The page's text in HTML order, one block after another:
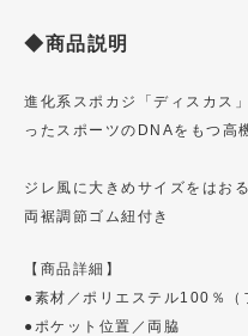
◆商品説明
進化系スポカジ「ディスカス
ったスポーツのDNAをもつ高
ジレ風に大きめサイズをはお
両裾調節ゴム紐付き
【商品詳細】
●素材／ポリエステル100％（
●ポケット位置／両脇